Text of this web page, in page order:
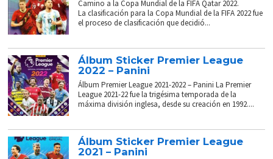
Camino a la Copa Mundial de la FIFA Qatar 2022.
La clasificación para la Copa Mundial de la FIFA 2022 fue
el proceso de clasificación que decidió...
Álbum Sticker Premier League
2022 – Panini
Álbum Premier League 2021-2022 – Panini La Premier
League 2021-22 fue la trigésima temporada de la
máxima división inglesa, desde su creación en 1992....
Álbum Sticker Premier League
2021 – Panini